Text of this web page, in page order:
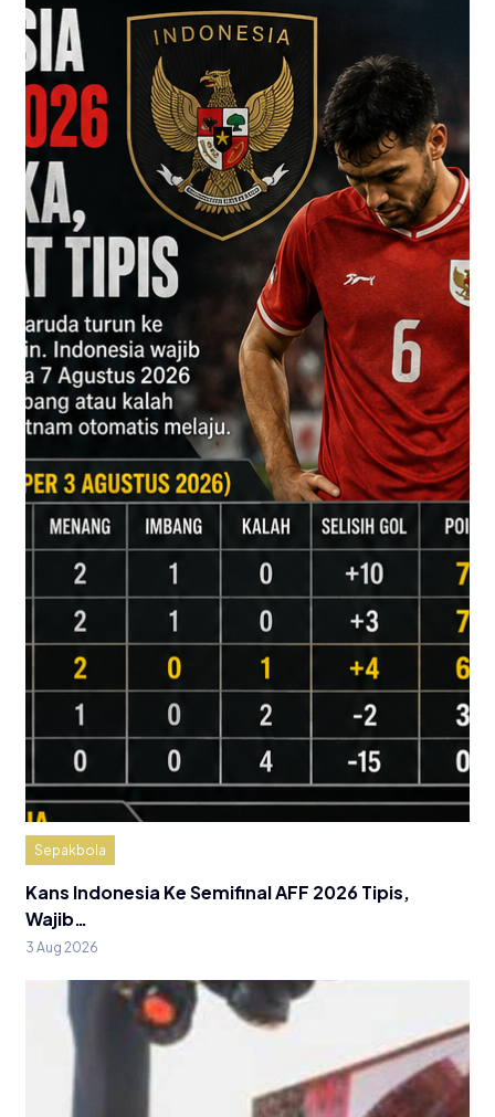
Sepakbola
Kans Indonesia Ke Semifinal AFF 2026 Tipis,
Wajib…
3 Aug 2026